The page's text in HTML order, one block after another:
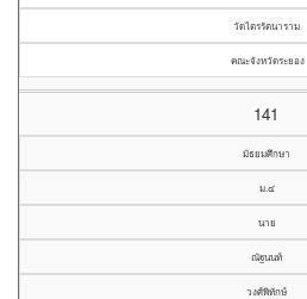
วัดไตรรัตนาราม
คณะจังหวัดระยอง
141
มัธยมศึกษา
ม.๔
นาย
ณัฐนนท์
วงศ์พิทักษ์